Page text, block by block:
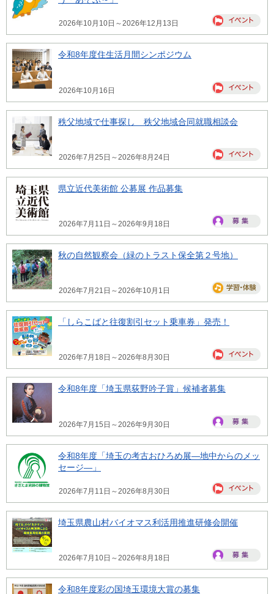
2026年10月10日～2026年12月13日
令和8年度住生活月間シンポジウム
2026年10月16日
秩父地域で仕事探し 秩父地域合同就職相談会
2026年7月25日～2026年8月24日
県立近代美術館 公募展 作品募集
2026年7月11日～2026年9月18日
秋の自然観察会（緑のトラスト保全第２号地）
2026年7月21日～2026年10月1日
「しらこばと往復割引セット乗車券」発売！
2026年7月18日～2026年8月30日
令和8年度「埼玉県荻野吟子賞」候補者募集
2026年7月15日～2026年9月30日
令和8年度「埼玉の考古おひろめ展―地中からのメッ
セージ―」
2026年7月11日～2026年8月30日
埼玉県農山村バイオマス利活用推進研修会開催
2026年7月10日～2026年8月18日
令和8年度彩の国埼玉環境大賞の募集